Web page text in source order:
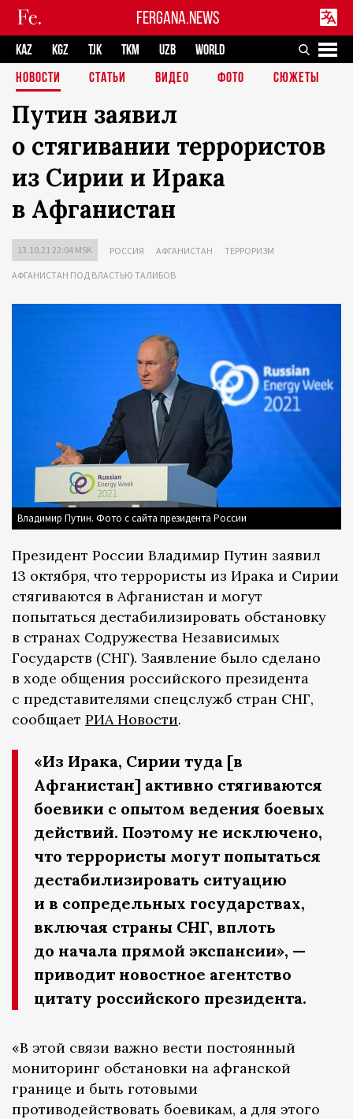
FERGANA.NEWS
KAZ KGZ TJK TKM UZB
WORLD
НОВОСТИ
СТАТЬИ ВИДЕО ФОТО СЮЖЕТЫ
Путин заявил
о стягивании террористов
из Сирии и Ирака
в Афганистан
13.10.21 22:04 MSK РОССИЯ АФГАНИСТАН ТЕРРОРИЗМ
АФГАНИСТАН ПОД ВЛАСТЬЮ ТАЛИБОВ
Владимир Путин. Фото с сайта президента России
Президент России Владимир Путин заявил
13 октября, что террористы из Ирака и Сирии
стягиваются в Афганистан и могут
попытаться дестабилизировать обстановку
в странах Содружества Независимых
Государств (СНГ). Заявление было сделано
в ходе общения российского президента
с представителями спецслужб стран СНГ,
сообщает РИА Новости.
«Из Ирака, Сирии туда [в
Афганистан] активно стягиваются
боевики с опытом ведения боевых
действий. Поэтому не исключено,
что террористы могут попытаться
дестабилизировать ситуацию
и в сопредельных государствах,
включая страны СНГ, вплоть
до начала прямой экспансии», —
приводит новостное агентство
цитату российского президента.
«В этой связи важно вести постоянный
мониторинг обстановки на афганской
границе и быть готовыми
противодействовать боевикам, а для этого